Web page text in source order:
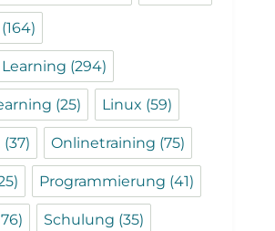
(164)
(294)
(25) Linux (59)
(37) Onlinetraining (75)
Programmierung (41)
Schulung (35)